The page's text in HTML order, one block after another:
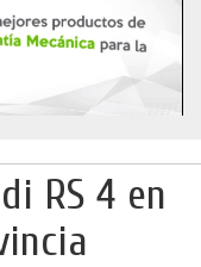
RS 4 en